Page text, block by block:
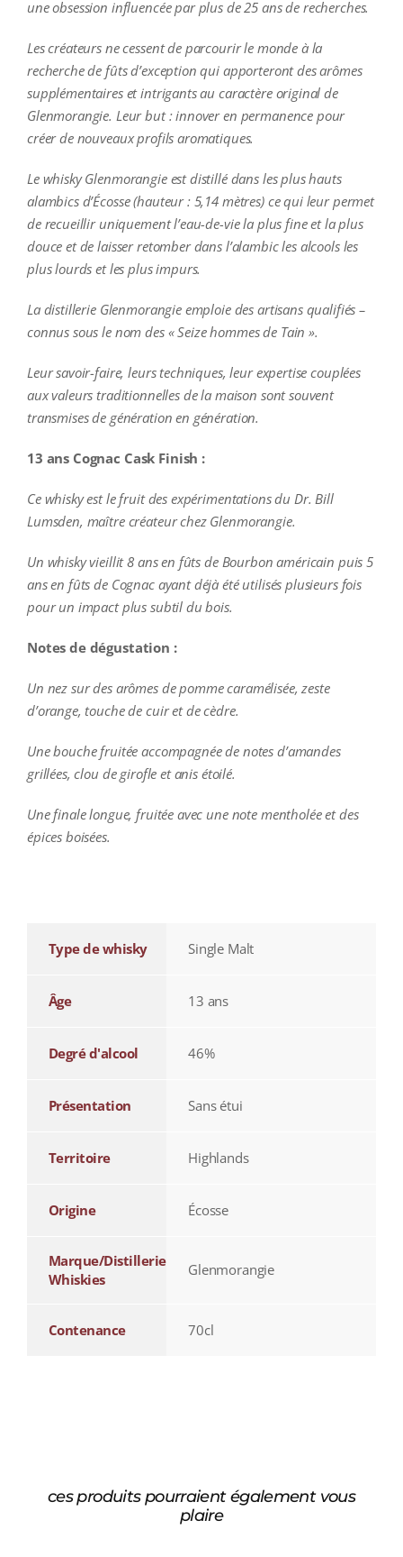
une obsession influencée par plus de 25 ans de recherches.
Les créateurs ne cessent de parcourir le monde à la
recherche de fûts d’exception qui apporteront des arômes
supplémentaires et intrigants au caractère original de
Glenmorangie. Leur but : innover en permanence pour
créer de nouveaux profils aromatiques.
Le whisky Glenmorangie est distillé dans les plus hauts
alambics d’Écosse (hauteur : 5,14 mètres) ce qui leur permet
de recueillir uniquement l’eau-de-vie la plus fine et la plus
douce et de laisser retomber dans l’alambic les alcools les
plus lourds et les plus impurs.
La distillerie Glenmorangie emploie des artisans qualifiés –
connus sous le nom des « Seize hommes de Tain ».
Leur savoir-faire, leurs techniques, leur expertise couplées
aux valeurs traditionnelles de la maison sont souvent
transmises de génération en génération.
13 ans Cognac Cask Finish :
Ce whisky est le fruit des expérimentations du Dr. Bill
Lumsden, maître créateur chez Glenmorangie.
Un whisky vieillit 8 ans en fûts de Bourbon américain puis 5
ans en fûts de Cognac ayant déjà été utilisés plusieurs fois
pour un impact plus subtil du bois.
Notes de dégustation :
Un nez sur des arômes de pomme caramélisée, zeste
d’orange, touche de cuir et de cèdre.
Une bouche fruitée accompagnée de notes d’amandes
grillées, clou de girofle et anis étoilé.
Une finale longue, fruitée avec une note mentholée et des
épices boisées.
Type de whisky Single Malt
Âge 13 ans
Degré d'alcool 46%
Présentation Sans étui
Territoire Highlands
Origine Écosse
Marque/Distillerie
Whiskies
Glenmorangie
Contenance 70cl
ces produits pourraient également vous
plaire